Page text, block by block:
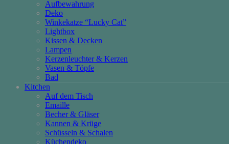
Aufbewahrung
Deko
Winkekatze “Lucky Cat”
Lightbox
Kissen & Decken
Lampen
Kerzenleuchter & Kerzen
Vasen & Töpfe
Bad
Kitchen
Auf dem Tisch
Emaille
Becher & Gläser
Kannen & Krüge
Schüsseln & Schalen
Küchendeko